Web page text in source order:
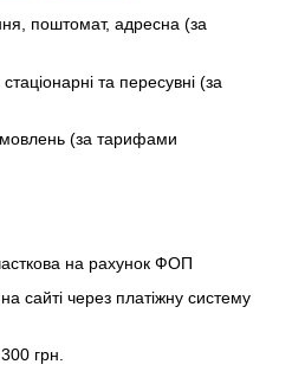
поштомат, адресна (за
та пересувні (за
(за тарифами
на рахунок ФОП
сайті через платіжну систему
грн.